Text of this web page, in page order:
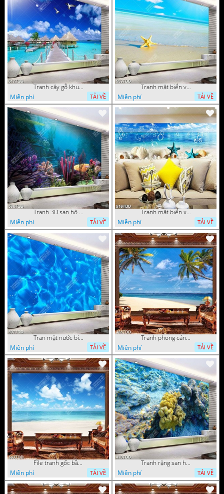
Tranh cây gỗ khu nghỉ dưỡng trên biển đẹp
Miễn phí
TẢI VỀ
Tranh mặt biển và sao biển chất lượng cao
Miễn phí
TẢI VỀ
Tranh 3D san hô và đại dương đẹp độc đáo
Miễn phí
TẢI VỀ
Tranh mặt biển xanh psd
Miễn phí
TẢI VỀ
Tran mặt nước biển chất lượng cao
Miễn phí
TẢI VỀ
Tranh phong cảnh hàng dừa trên biển
Miễn phí
TẢI VỀ
File tranh gốc bầu trời và đại dương xanh
Miễn phí
TẢI VỀ
Tranh rặng san hô dưới đại dương
Miễn phí
TẢI VỀ